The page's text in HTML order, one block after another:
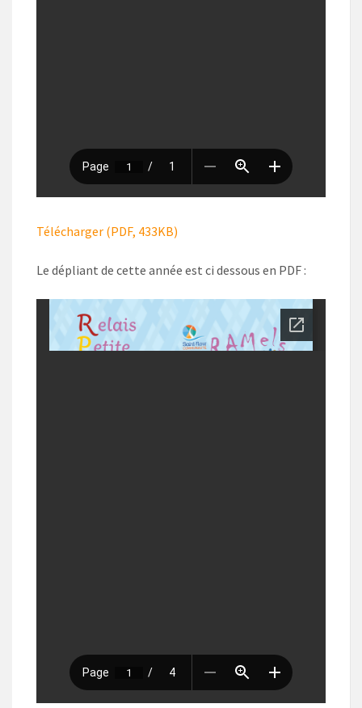
Télécharger (PDF, 433KB)
Le dépliant de cette année est ci dessous en PDF :